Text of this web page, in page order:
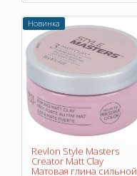
Новинка
Revlon Style Masters
Creator Matt Clay
Матовая глина сильной